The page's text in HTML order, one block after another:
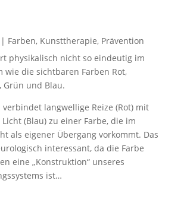
Farben, Kunsttherapie, Prävention
physikalisch nicht so eindeutig im
wie die sichtbaren Farben Rot,
Grün und Blau.
verbindet langwellige Reize (Rot) mit
(Blau) zu einer Farbe, die im
als eigener Übergang vorkommt. Das
interessant, da die Farbe
eine „Konstruktion“ unseres
ist…